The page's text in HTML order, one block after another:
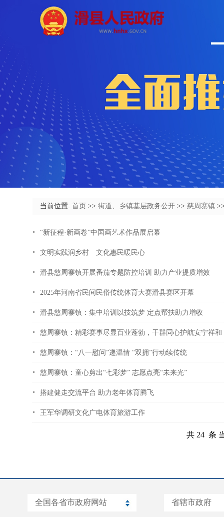
当前位置: 首页 >> 街道、乡镇基层政务公开 >> 慈周寨镇
“新征程·新画卷”中国画艺术作品展启幕
文明实践润乡村 文化惠民暖民心
滑县慈周寨镇开展番茄专题防控培训 助力产业提质增效
2025年河南省民间民俗传统体育大赛滑县赛区开幕
滑县慈周寨镇：集中培训以技筑梦 定点帮扶助力增收
慈周寨镇：精彩赛事尽显百业蓬勃，干群同心护航安宁祥和
慈周寨镇：“八一慰问”递温情 “双拥”行动续传统
慈周寨镇：童心剪出“七彩梦” 志愿点亮“未来光”
搭建健走交流平台 助力老年体育腾飞
王军华调研文化广电体育旅游工作
共 24 条